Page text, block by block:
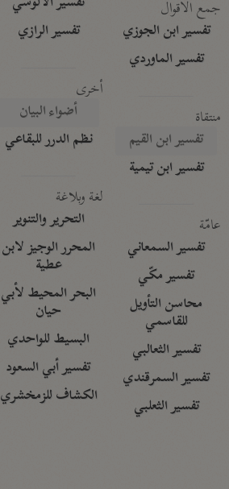
جمع الأقوال
تفسير ابن الجوزي
تفسير الماوردي
منتقاة
تفسير ابن القيم
تفسير ابن تيمية
عامّة
تفسير السمعاني
تفسير مكّي
محاسن التأويل
للقاسمي
تفسير الثعالبي
تفسير السمرقندي
تفسير الثعلبي
تفسير الرازي
أخرى
أضواء البيان
نظم الدرر للبقاعي
لغة وبلاغة
التحرير والتنوير
المحرر الوجيز لابن
عطية
البحر المحيط لأبي
حيان
البسيط للواحدي
تفسير أبي السعود
الكشاف للزمخشري